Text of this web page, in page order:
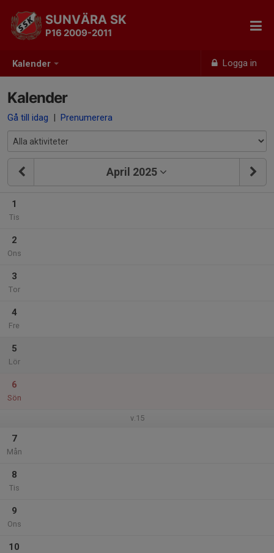
Kalender Logga in
SUNVÄRA SK
P16 2009-2011
Kalender
Gå till idag | Prenumerera
April 2025
1
Tis
2
Ons
3
Tor
4
Fre
5
Lör
6
Sön
v.15
7
Mån
8
Tis
9
Ons
10